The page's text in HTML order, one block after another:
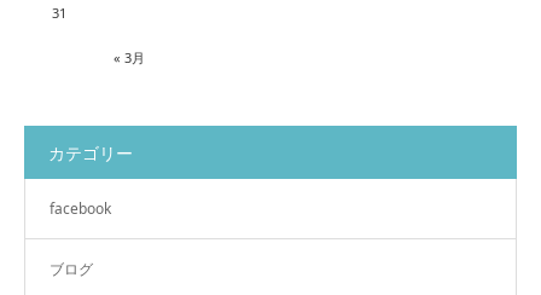
« 3月
31
カテゴリー
facebook
ブログ